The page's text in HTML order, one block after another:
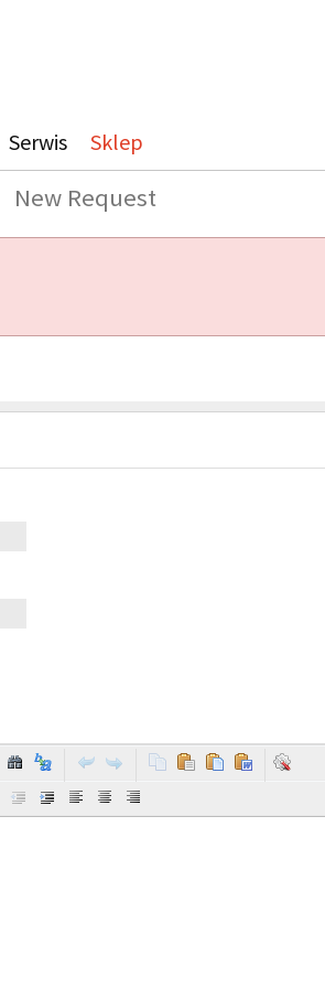
Serwis Sklep
New Request